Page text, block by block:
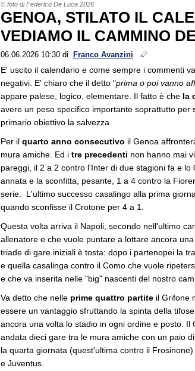
© foto di Federico De Luca 2026
GENOA, STILATO IL
VEDIAMO IL CAMMINO
06.06.2026 10:30 di Franco Avanzini
E' uscito il calendario e come sempre i commenti
negativi. E' chiaro che il detto "prima o poi vanno
appare palese, logico, elementare. Il fatto è che la
avere un peso specifico importante soprattutto per
primario obiettivo la salvezza.
Per il quarto anno consecutivo il Genoa
mura amiche. Ed i tre precedenti non hanno mai
pareggi, il 2 a 2 contro l'Inter di due stagioni fa e lo
annata e la sconfitta, pesante, 1 a 4 contro la
serie. L'ultimo successo casalingo alla prima
quando sconfisse il Crotone per 4 a 1.
Questa volta arriva il Napoli, secondo nell'ultimo
allenatore e che vuole puntare a lottare ancora
triade di gare iniziali è tosta: dopo i partenopei la
e quella casalinga contro il Como che vuole
e che va inserita nelle "big" nascenti del nostro
Va detto che nelle prime quattro partite il Grifone
essere un vantaggio sfruttando la spinta della
ancora una volta lo stadio in ogni ordine e posto. Il
andata dieci gare tra le mura amiche con un paio
la quarta giornata (quest'ultima contro il
e Juventus.